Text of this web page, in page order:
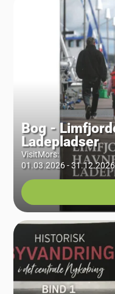
Bog -
Ladepladser
VisitMors:
01.03.2026 - 31.12.2026